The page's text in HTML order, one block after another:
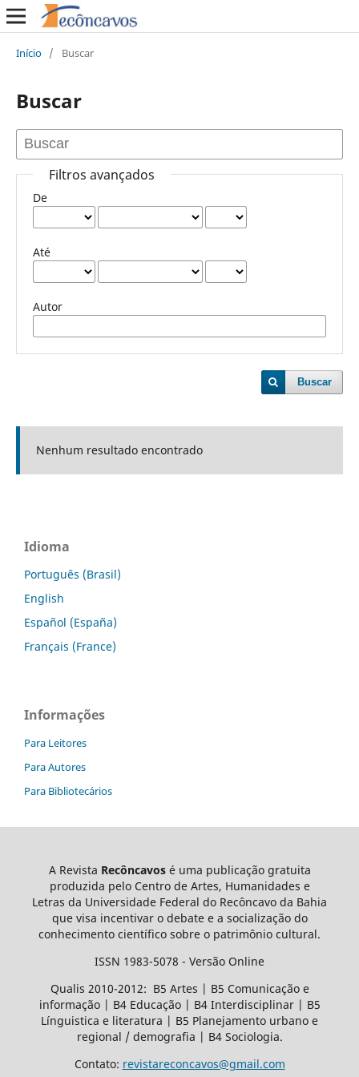
Início / Buscar
Buscar
Filtros avançados
De
Até
Autor
Buscar
Nenhum resultado encontrado
Idioma
Português (Brasil)
English
Español (España)
Français (France)
Informações
Para Leitores
Para Autores
Para Bibliotecários
A Revista Recôncavosé uma publicação gratuita
produzida pelo Centro de Artes, Humanidades e
Letras da Universidade Federal do Recôncavo da Bahia
que visa incentivar o debate e a socialização do
conhecimento científico sobre o patrimônio cultural.
ISSN 1983-5078 - Versão Online
Qualis 2010-2012: B5 Artes | B5 Comunicação e
informação | B4 Educação | B4 Interdisciplinar | B5
Línguistica e literatura | B5 Planejamento urbano e
regional / demografia | B4 Sociologia.
Contato: revistareconcavos@gmail.com